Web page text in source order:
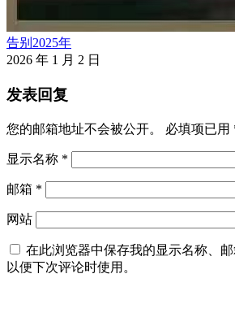
告别2025年
2026 年 1 月 2 日
发表回复
您的邮箱地址不会被公开。 必填项已用
显示名称 *
邮箱 *
网站
在此浏览器中保存我的显示名称、邮
以便下次评论时使用。